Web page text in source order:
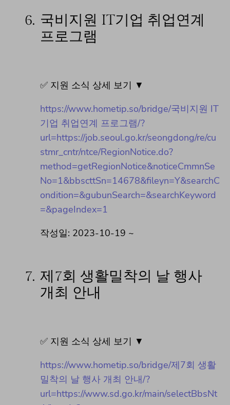
6. 국비지원 IT기업 취업연계
프로그램
✅ 지원 소식 상세 보기 ▼
https://www.hometip.so/bridge/국비지원 IT
기업 취업연계 프로그램/?
url=https://job.seoul.go.kr/seongdong/re/cu
stmr_cntr/ntce/RegionNotice.do?
method=getRegionNotice&noticeCmmnSe
No=1&bbscttSn=14678&fileyn=Y&searchC
ondition=&gubunSearch=&searchKeyword
=&pageIndex=1
작성일: 2023-10-19 ~
7. 제7회 생활밀착의 날 행사
개최 안내
✅ 지원 소식 상세 보기 ▼
https://www.hometip.so/bridge/제7회 생활
밀착의 날 행사 개최 안내/?
url=https://www.sd.go.kr/main/selectBbsNt